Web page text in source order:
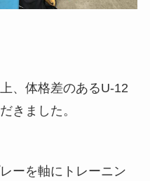
、体格差のあるU-12
きました。
ーを軸にトレーニン